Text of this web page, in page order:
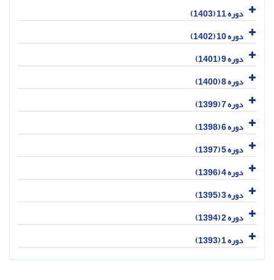
دوره 11 (1403)
دوره 10 (1402)
دوره 9 (1401)
دوره 8 (1400)
دوره 7 (1399)
دوره 6 (1398)
دوره 5 (1397)
دوره 4 (1396)
دوره 3 (1395)
دوره 2 (1394)
دوره 1 (1393)